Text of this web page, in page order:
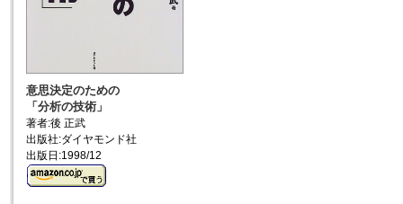
意思決定のための
「分析の技術」
著者:後 正武
出版社:ダイヤモンド社
出版日:1998/12